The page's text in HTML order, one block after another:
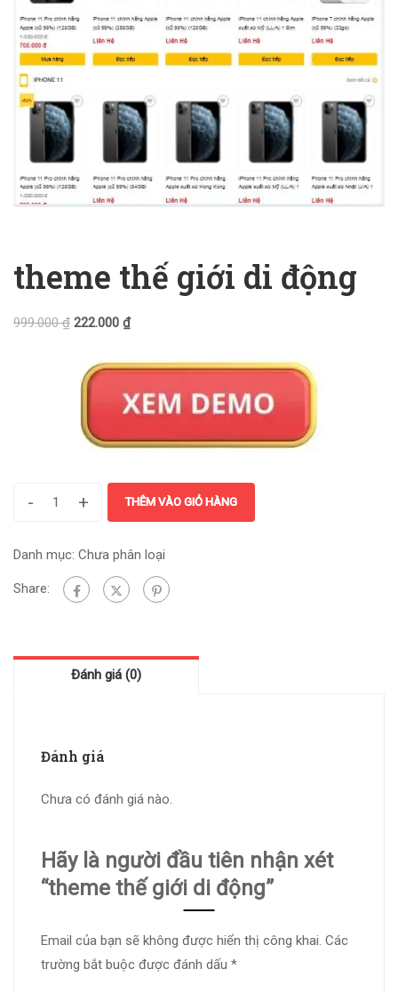
theme thế giới di động
999.000₫ 222.000 ₫
- + THÊM VÀO GIỎ HÀNG
Danh mục: Chưa phân loại
Share:
Đánh giá (0)
Đánh giá
Chưa có đánh giá nào.
Hãy là người đầu tiên nhận xét
“theme thế giới di động”
Email của bạn sẽ không được hiển thị công khai. Các
trường bắt buộc được đánh dấu *